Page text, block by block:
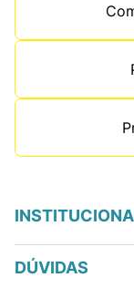
DÚVIDAS